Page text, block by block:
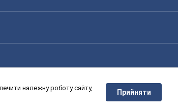
8 клас 9 клас 10 клас 11 клас
належну роботу сайту,
Прийняти